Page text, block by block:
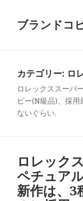
ブランドコ
カテゴリー: ロ
ロレックススーパ
ピー(N級品)、採
ないぐらい.
ロレック
ペチュア
新作は、3